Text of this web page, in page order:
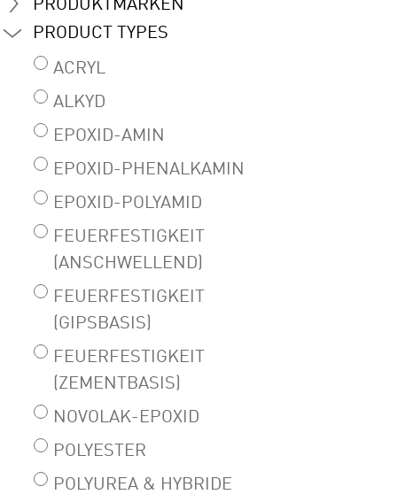
PRODUKTMARKEN
PRODUCT TYPES
ACRYL
ALKYD
EPOXID-AMIN
EPOXID-PHENALKAMIN
EPOXID-POLYAMID
FEUERFESTIGKEIT
(ANSCHWELLEND)
FEUERFESTIGKEIT
(GIPSBASIS)
FEUERFESTIGKEIT
(ZEMENTBASIS)
NOVOLAK-EPOXID
POLYESTER
POLYUREA & HYBRIDE